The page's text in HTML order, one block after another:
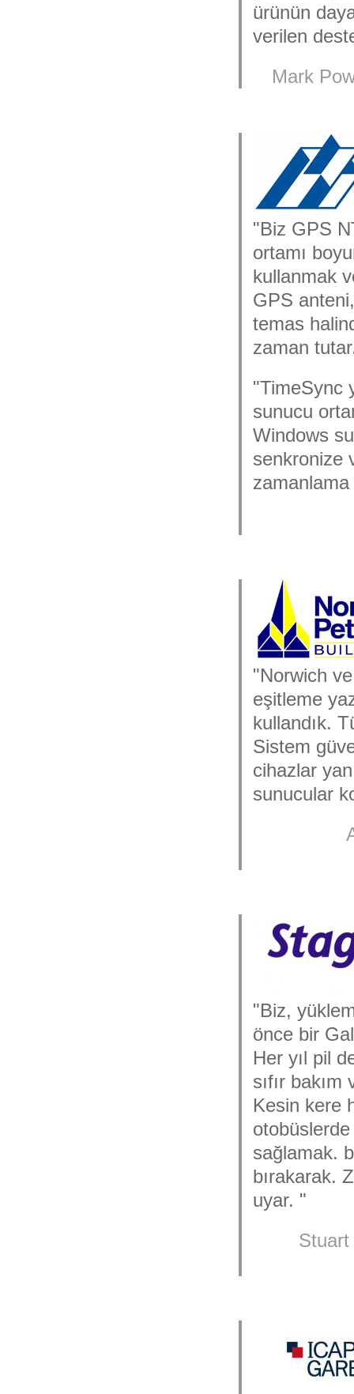
ürünün
verilen
Mark
"Biz GPS
ortamı
kullanmak
GPS
temas
zaman
"TimeSync
sunucu
Windows
senkronize
zamanlama
"Norwich
eşitleme
kullandık.
Sistem
cihazlar
sunucular
"Biz,
önce bir
Her yıl pil
sıfır
Kesin kere
sağlamak.
bırakarak.
uyar. "
Stuart